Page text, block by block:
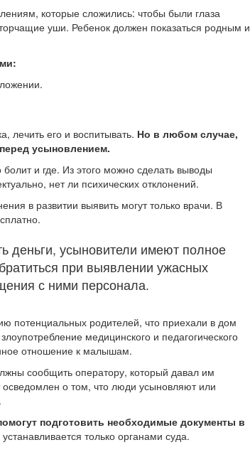
которые сложились: чтобы были глаза
уши. Ребенок должен показаться родным и
лечить его и воспитывать. Но в любом случае,
усыновлением.
и где. Из этого можно сделать выводы
нет ли психических отклонений.
в развитии выявить могут только врачи. В
деньги, усыновители имеют полное
при выявлении ужасных
с ними персонала.
потенциальных родителей, что приехали в дом
медицинского и педагогического
отношение к малышам.
сообщить оператору, который давал им
о том, что люди усыновляют или
подготовить необходимые документы в
только органами суда.